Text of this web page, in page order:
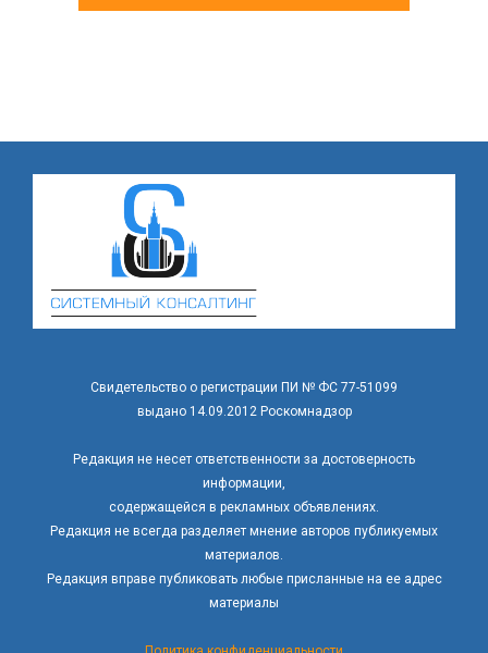
Свидетельство о регистрации ПИ № ФС 77-51099
выдано 14.09.2012 Роскомнадзор
Редакция не несет ответственности за достоверность
информации,
содержащейся в рекламных объявлениях.
Редакция не всегда разделяет мнение авторов публикуемых
материалов.
Редакция вправе публиковать любые присланные на ее адрес
материалы